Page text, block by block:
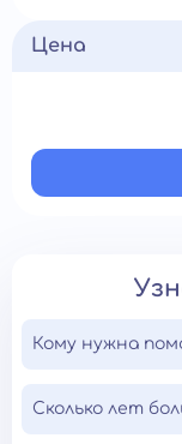
Цена
Кому нужна
Сколько лет